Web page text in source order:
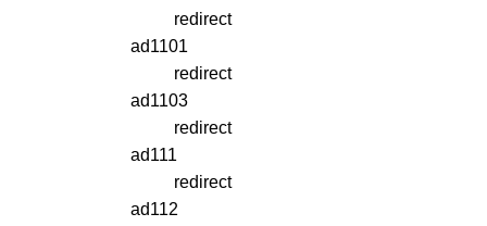
redirect
ad1101
redirect
ad1103
redirect
ad111
redirect
ad112